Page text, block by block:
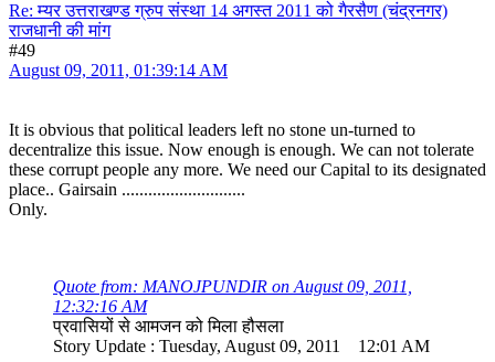
Re: म्यर उत्तराखण्ड ग्रुप संस्था 14 अगस्त 2011 को गैरसैण (चंद्रनगर)
राजधानी की मांग
#49
August 09, 2011, 01:39:14 AM
It is obvious that political leaders left no stone un-turned to
decentralize this issue. Now enough is enough. We can not tolerate
these corrupt people any more. We need our Capital to its designated
place.. Gairsain ............................
Only.
Quote from: MANOJPUNDIR on August 09, 2011,
12:32:16 AM
प्रवासियों से आमजन को मिला हौसला
Story Update : Tuesday, August 09, 2011 12:01 AM